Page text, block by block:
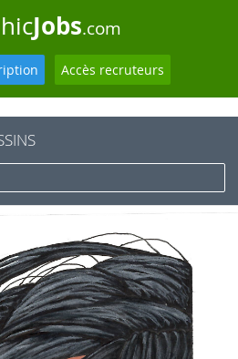
Jobs.com
Accès recruteurs